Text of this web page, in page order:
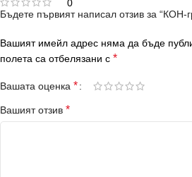
0
Бъдете първият написал отзив за “КОН-
Вашият имейл адрес няма да бъде
полета са отбелязани с *
Вашата оценка *
Вашият отзив *